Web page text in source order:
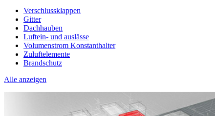
Verschlussklappen
Gitter
Dachhauben
Luftein- und auslässe
Volumenstrom Konstanthalter
Zuluftelemente
Brandschutz
Alle anzeigen